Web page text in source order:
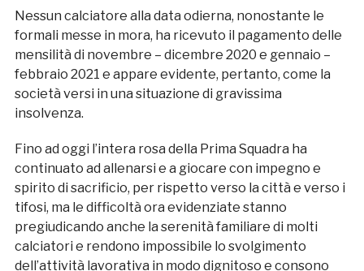
Nessun calciatore alla data odierna, nonostante le
formali messe in mora, ha ricevuto il pagamento delle
mensilità di novembre – dicembre 2020 e gennaio –
febbraio 2021 e appare evidente, pertanto, come la
società versi in una situazione di gravissima
insolvenza.
Fino ad oggi l’intera rosa della Prima Squadra ha
continuato ad allenarsi e a giocare con impegno e
spirito di sacrificio, per rispetto verso la città e verso i
tifosi, ma le difficoltà ora evidenziate stanno
pregiudicando anche la serenità familiare di molti
calciatori e rendono impossibile lo svolgimento
dell’attività lavorativa in modo dignitoso e consono